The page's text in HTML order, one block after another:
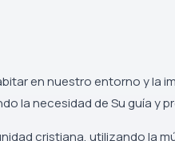
en nuestro entorno y la
la necesidad de Su guía y
cristiana, utilizando la